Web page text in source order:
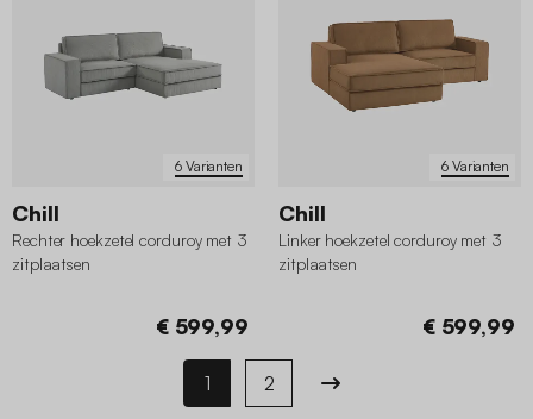
6 Varianten
Chill
Rechter hoekzetel corduroy met 3
zitplaatsen
€ 599,99
6 Varianten
Chill
Linker hoekzetel corduroy met 3
zitplaatsen
€ 599,99
1 2